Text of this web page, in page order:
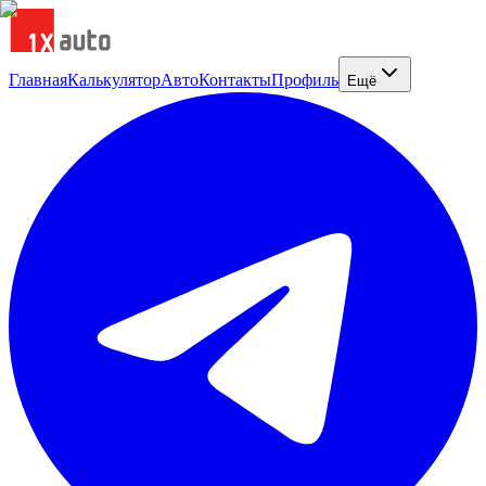
ГлавнаяКалькуляторАвтоКонтактыПрофиль Ещё